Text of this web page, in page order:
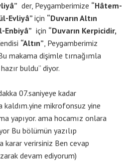
der, Peygamberimize “Hâtem-
Evliyâ” için “Duvarın Altın
Enbiyâ” için “Duvarın Kerpicidir,
“Altın”, Peygamberimiz
makama dişimle tırnağımla
buldu” diyor.
07.saniyeye kadar
mikrofonsuz yine
yapıyor. ama hocamız onlara
Bu bölümün yazılıp
karar verirsiniz Ben cevap
devam ediyorum)